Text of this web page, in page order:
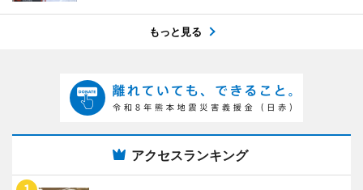
もっと見る
アクセスランキング